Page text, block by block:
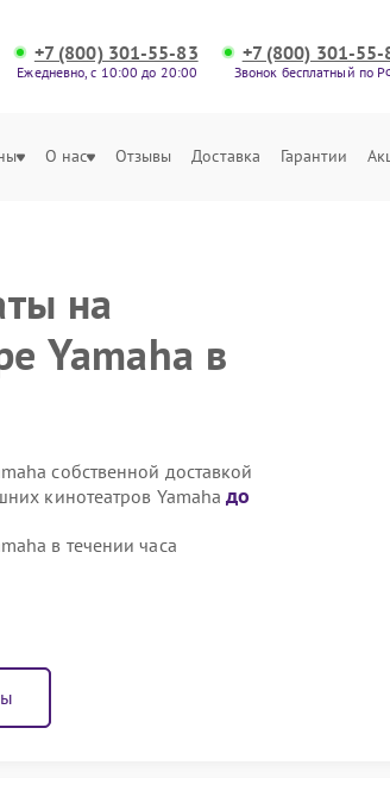
+7 (800) 301-55-83
Ежедневно, с 10:00 до 20:00
+7 (800) 301-55-
Звонок бесплатный по
О нас Отзывы Доставка Гарантии
на
Yamaha в
собственной доставкой
кинотеатров Yamahaдо
в течении часа